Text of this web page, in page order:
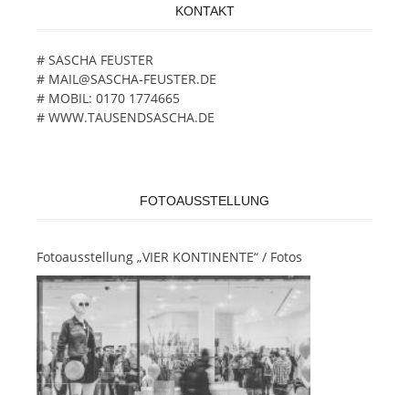
KONTAKT
# SASCHA FEUSTER
# MAIL@SASCHA-FEUSTER.DE
# MOBIL: 0170 1774665
# WWW.TAUSENDSASCHA.DE
FOTOAUSSTELLUNG
Fotoausstellung „VIER KONTINENTE“ / Fotos